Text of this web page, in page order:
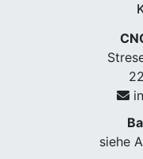
siehe